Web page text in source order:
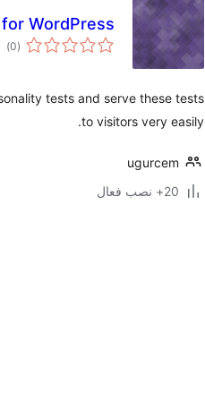
WordPress
(0
)
tests and serve these tests
to visitors very easily.
ugurcem
20+ نصب فعال